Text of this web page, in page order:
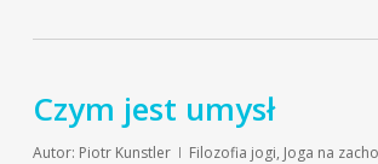
Czym jest umysł
Autor: Piotr Kunstler Filozofia jogi, Joga na